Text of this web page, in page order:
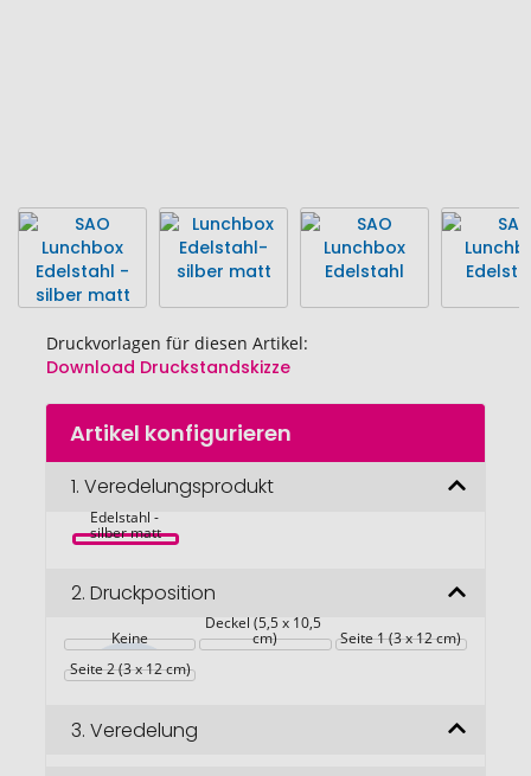
Druckvorlagen für diesen Artikel:
Download Druckstandskizze
Zum
Anfang
Bildgalerie
Artikel konfigurieren
1. Veredelungsprodukt
Edelstahl -
silber matt
2. Druckposition
Keine
Deckel (5,5 x 10,5
cm)
Seite 1 (3 x 12 cm)
Seite 2 (3 x 12 cm)
3. Veredelung